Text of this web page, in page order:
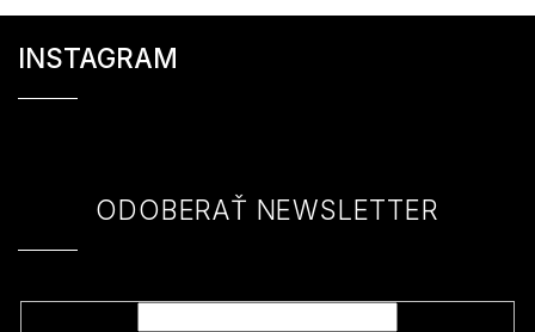
INSTAGRAM
ODOBERAŤ NEWSLETTER